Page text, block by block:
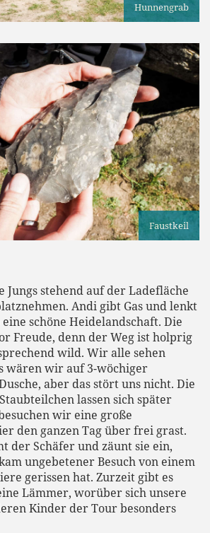
Hunnengrab
Faustkeil
Jungs stehend auf der Ladefläche
Andi gibt Gas und lenkt
schöne Heidelandschaft. Die
Freude, denn der Weg ist holprig
wild. Wir alle sehen
wären wir auf 3-wöchiger
aber das stört uns nicht. Die
lassen sich später
wir eine große
den ganzen Tag über frei grast.
der Schäfer und zäunt sie ein,
ungebetener Besuch von einem
gerissen hat. Zurzeit gibt es
Lämmer, worüber sich unsere
Kinder der Tour besonders